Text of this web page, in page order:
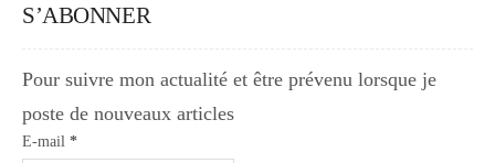
S’ABONNER
Pour suivre mon actualité et être prévenu lorsque je
poste de nouveaux articles
E-mail *